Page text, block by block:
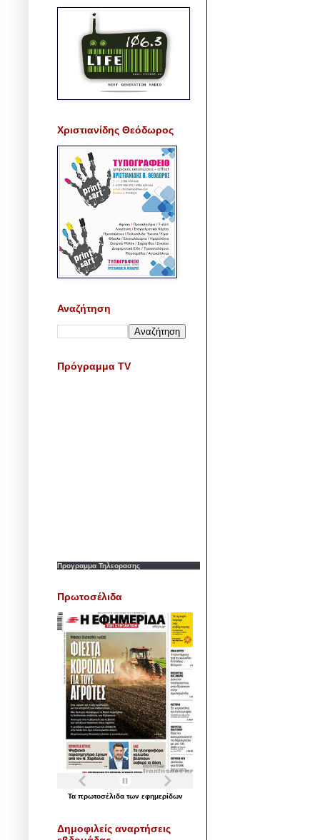
Χριστιανίδης Θεόδωρος
Αναζήτηση
Πρόγραμμα TV
Προγραμμα Τηλεορασης
Πρωτοσέλιδα
Τα πρωτοσέλιδα των εφημερίδων
Δημοφιλείς αναρτήσεις